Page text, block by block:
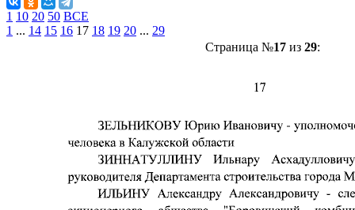
1 10 20 50 ВСЕ
1 ... 14 15 16 17 18 19 20 ... 29
Страница №17из 29: